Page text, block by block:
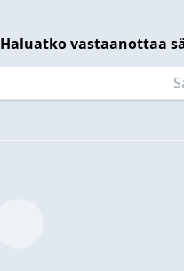
Haluatko vastaanottaa